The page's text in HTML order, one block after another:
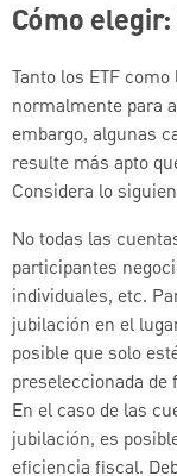
Cómo
Tanto los ETF
normalmente para
embargo, algunas
resulte más apto
Considera lo
No todas las
participantes
individuales, etc.
jubilación en el
posible que solo
preseleccionada
En el caso de las
jubilación, es
eficiencia fiscal.